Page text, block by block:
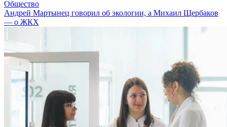
Общество
Андрей Мартынец говорил об экологии, а Михаил Щербаков
— о ЖКХ